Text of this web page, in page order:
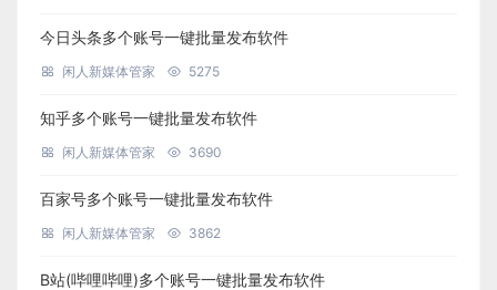
今日头条多个账号一键批量发布软件
闲人新媒体管家 5275
知乎多个账号一键批量发布软件
闲人新媒体管家 3690
百家号多个账号一键批量发布软件
闲人新媒体管家 3862
B站(哔哩哔哩)多个账号一键批量发布软件